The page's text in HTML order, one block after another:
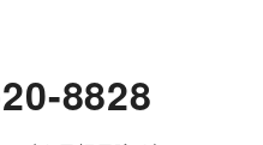
8828